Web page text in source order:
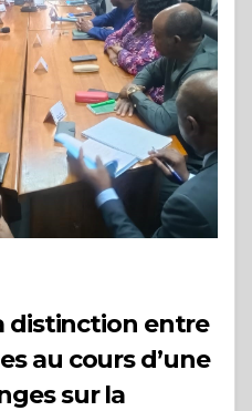
distinction entre
au cours d’une
sur la